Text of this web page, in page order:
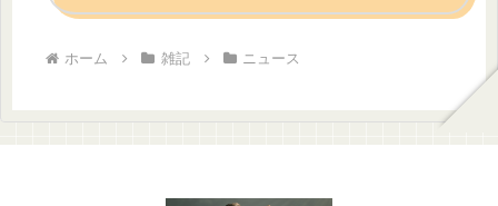
ホーム 雑記 ニュース